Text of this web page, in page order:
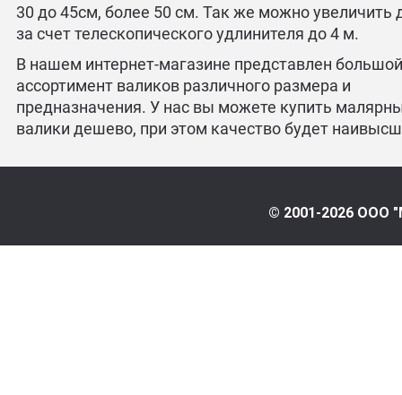
30 до 45см, более 50 см. Так же можно увеличить
за счет телескопического удлинителя до 4 м.
В нашем интернет-магазине представлен
ассортимент валиков различного размера и
предназначения. У нас вы можете купить
валики дешево, при этом качество будет
© 2001-2026 ООО